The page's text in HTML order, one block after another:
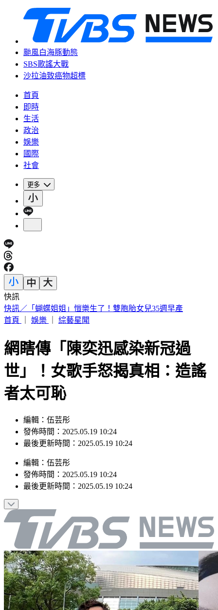
颱風白海豚動態
SBS歌謠大戰
沙拉油致癌物超標
首頁
即時
生活
政治
娛樂
國際
社會
更多
快訊
快訊／公公殺了婆婆！桃園平鎮區命案 死者半邊臉被砸爛
首頁
娛樂 綜藝星聞
網瞎傳「陳奕迅感染新冠過
世」！女歌手怒揭真相：造謠
者太可恥
編輯：伍芸彤
發佈時間：2025.05.19 10:24
最後更新時間：2025.05.19 10:24
編輯 ： 伍芸彤
發佈時間： 2025.05.19 10:24
最後更新時間： 2025.05.19 10:24